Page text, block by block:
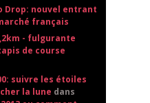
Drop: nouvel entrant
français
- fulgurante
de course
suivre les étoiles
la lune dans